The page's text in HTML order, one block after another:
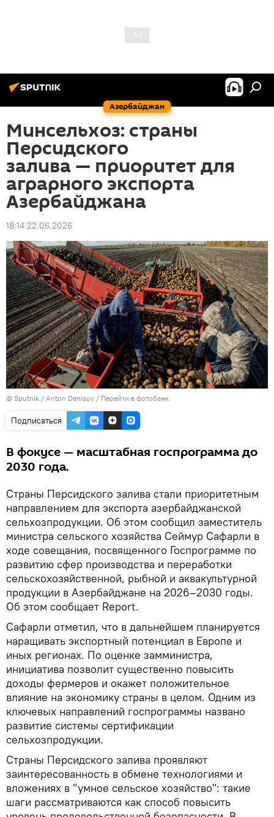
Азербайджан
Минсельхоз: страны
Персидского
залива — приоритет для
аграрного экспорта
Азербайджана
18:14 22.06.2026
© Sputnik / Anton Denisov / Перейти в фотобанк
Подписаться
В фокусе — масштабная госпрограмма до
2030 года.
Страны Персидского залива стали приоритетным
направлением для экспорта азербайджанской
сельхозпродукции. Об этом сообщил заместитель
министра сельского хозяйства Сеймур Сафарли в
ходе совещания, посвященного Госпрограмме по
развитию сфер производства и переработки
сельскохозяйственной, рыбной и аквакультурной
продукции в Азербайджане на 2026–2030 годы.
Об этом сообщает Report.
Сафарли отметил, что в дальнейшем планируется
наращивать экспортный потенциал в Европе и
иных регионах. По оценке замминистра,
инициатива позволит существенно повысить
доходы фермеров и окажет положительное
влияние на экономику страны в целом. Одним из
ключевых направлений госпрограммы названо
развитие системы сертификации
сельхозпродукции.
Страны Персидского залива проявляют
заинтересованность в обмене технологиями и
вложениях в "умное сельское хозяйство": такие
шаги рассматриваются как способ повысить